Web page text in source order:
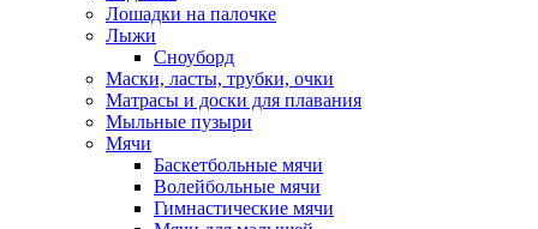
Лошадки на палочке
Лыжи
Сноуборд
Маски, ласты, трубки, очки
Матрасы и доски для плавания
Мыльные пузыри
Мячи
Баскетбольные мячи
Волейбольные мячи
Гимнастические мячи